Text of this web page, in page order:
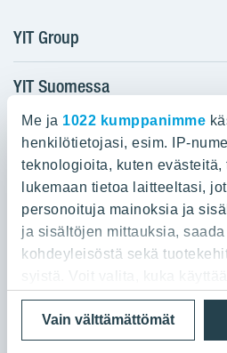
Me ja 1022 kumppanimme
henkilötietojasi, esim. IP-
teknologioita, kuten evästeitä,
lukemaan tietoa laitteeltasi,
personoituja mainoksia ja
ja sisältöjen mittauksia,
kohdeyleisöstä sekä
syistä. Voit valita, kuka
tarkoituksiin.
Jos sallit, haluamme myös
Vain välttämättömät
YIT Group
Tietoa YIT:stä
Töihin meille
Sijoittajat
Projektit
Vastuullisuus
Media
Yhteystiedot
YIT Suomessa
Myytävät asunnot
Vuokrattavat toimitilat
Kiinteistösijoittaminen
Infrarakentaminen
Toimitilarakentaminen
Teollisuusrakentaminen
YIT:n pääkonttori
Panuntie 11, PL 36, 00620 Helsinki
020 433 111